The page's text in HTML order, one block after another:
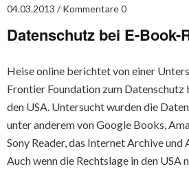
04.03.2013 Kommentare 0
Datenschutz bei E-Book-
Heise online berichtet von einer
Frontier Foundation zum Datenschutz
den USA. Untersucht wurden die
unter anderem von Google Books,
Sony Reader, das Internet Archive und
Auch wenn die Rechtslage in den USA